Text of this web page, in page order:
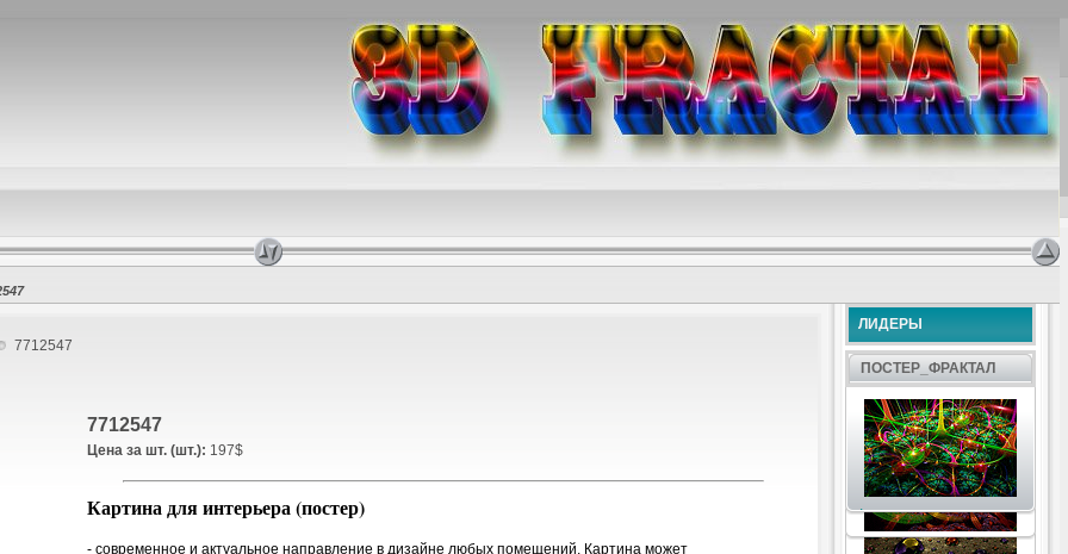
ЛИДЕРЫ
ПОСТЕР_ФРАКТАЛ
.
7712547
7712547
Цена за шт. (шт.): 197$
Картина для интерьера (постер)
- современное и актуальное направление в дизайне любых помещений. Картина может